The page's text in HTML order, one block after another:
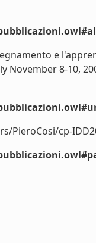
e
November 8-10,
PieroCosi/cp-